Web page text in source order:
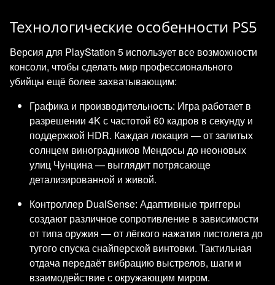
Технологические особенности PS5
Версия для PlayStation 5 использует все возможности
консоли, чтобы сделать мир профессионального
убийцы ещё более захватывающим:
Графика и производительность: Игра работает в
разрешении 4K с частотой 60 кадров в секунду и
поддержкой HDR. Каждая локация — от залитых
солнцем виноградников Мендосы до неоновых
улиц Чунцина — выглядит потрясающе
детализированной и живой.
Контроллер DualSense: Адаптивные триггеры
создают различное сопротивление в зависимости
от типа оружия — от лёгкого нажатия пистолета до
тугого спуска снайперской винтовки. Тактильная
отдача передаёт вибрацию выстрелов, шаги и
взаимодействие с окружающим миром.